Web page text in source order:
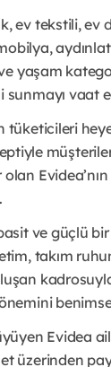
ev tekstili, ev
yaşam
sunmayı vaat
tüketicileri
olan
ve güçlü
takım
Evidea
üzerinden